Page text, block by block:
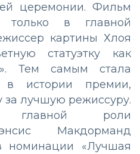
церемонии. Фильм
в главной
картины Хлоя
статуэтку как
Тем самым стала
истории премии,
лучшую режиссуру.
главной роли
Макдорманд
номинации «Лучшая